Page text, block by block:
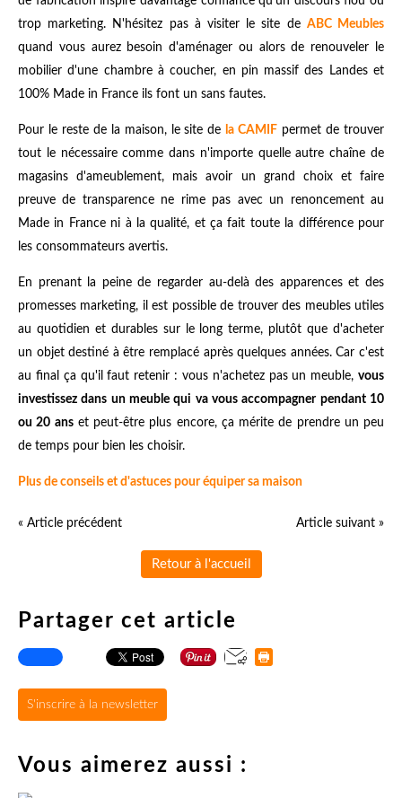
trop marketing. N'hésitez pas à visiter le site de ABC Meubles
quand vous aurez besoin d'aménager ou alors de renouveler le
mobilier d'une chambre à coucher, en pin massif des Landes et
100% Made in France ils font un sans fautes.
Pour le reste de la maison, le site de la CAMIF permet de trouver
tout le nécessaire comme dans n'importe quelle autre chaîne de
magasins d'ameublement, mais avoir un grand choix et faire
preuve de transparence ne rime pas avec un renoncement au
Made in France ni à la qualité, et ça fait toute la différence pour
les consommateurs avertis.
En prenant la peine de regarder au-delà des apparences et des
promesses marketing, il est possible de trouver des meubles utiles
au quotidien et durables sur le long terme, plutôt que d'acheter
un objet destiné à être remplacé après quelques années. Car c'est
au final ça qu'il faut retenir : vous n'achetez pas un meuble, vous
investissez dans un meuble qui va vous accompagner pendant 10
ou 20 anset peut-être plus encore, ça mérite de prendre un peu
de temps pour bien les choisir.
Plus de conseils et d'astuces pour équiper sa maison
« Article précédent Article suivant »
Retour à l'accueil
Partager cet article
S'inscrire à la newsletter
Vous aimerez aussi :